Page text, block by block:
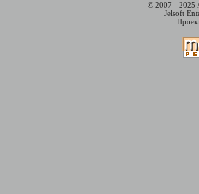
© 2007 - 2025
Jelsoft